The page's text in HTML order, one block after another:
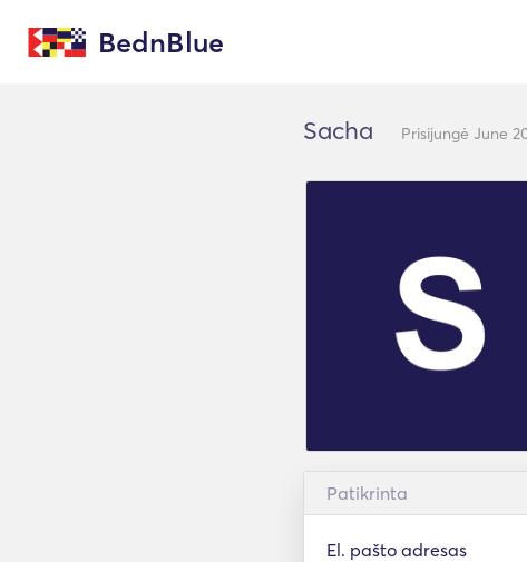
BednBlue
Sacha Prisijungė June
Patikrinta
El. pašto adresas